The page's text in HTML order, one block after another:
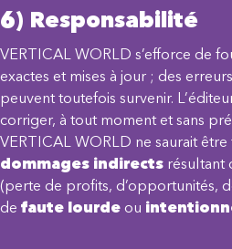
6) Responsabilité
VERTICAL WORLD s’efforce de
exactes et mises à jour ; des
peuvent toutefois survenir.
corriger, à tout moment et sans
VERTICAL WORLD ne saurait
dommages indirects résultant
(perte de profits, d’opportunités,
de faute lourde ou